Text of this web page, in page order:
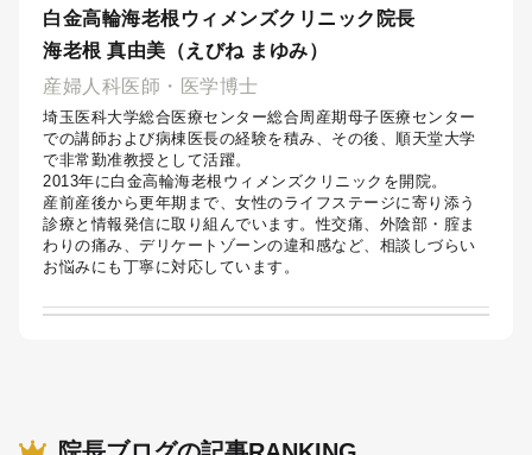
白金高輪海老根ウィメンズクリニック院長
海老根 真由美（えびね まゆみ）
産婦人科医師・医学博士
埼玉医科大学総合医療センター総合周産期母子医療センター
での講師および病棟医長の経験を積み、その後、順天堂大学
で非常勤准教授として活躍。
2013年に白金高輪海老根ウィメンズクリニックを開院。
産前産後から更年期まで、女性のライフステージに寄り添う
診療と情報発信に取り組んでいます。性交痛、外陰部・腟ま
わりの痛み、デリケートゾーンの違和感など、相談しづらい
お悩みにも丁寧に対応しています。